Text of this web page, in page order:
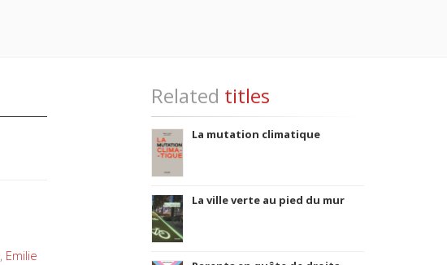
, Emilie
Related titles
La mutation climatique
La ville verte au pied du mur